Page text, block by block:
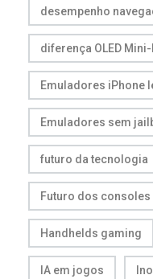
desempenho
diferença OLED Mini-
Emuladores iPhone
Emuladores sem
futuro da tecnologia
Futuro dos
Handhelds gaming
IA em jogos